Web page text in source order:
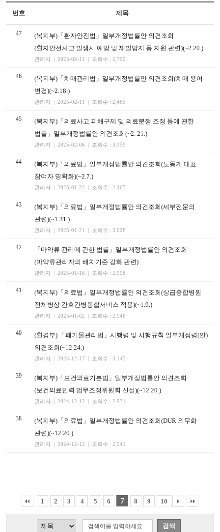
번호 제목
47
(복지부)「환자안전법」일부개정법률안 의견조회
(환자안전사고 발생시 예방 및 재발방지 등 지원 관련)(~2.20.)
관리자 | 2025-02-11 | 조회수 : 2,799
46
(복지부)「치매관리법」일부개정법률안 의견조회(치매 용어
변경)(~2.18.)
관리자 | 2025-02-11 | 조회수 : 2,465
45
(복지부)「의료사고 피해구제 및 의료분쟁 조정 등에 관한
법률」일부개정법률안 의견조회(~2. 21.)
관리자 | 2025-02-06 | 조회수 : 3,159
44
(복지부)「의료법」일부개정법률안 의견조회(노동계 대표
참여자 명확화)(~2.7.)
관리자 | 2025-01-22 | 조회수 : 2,465
43
(복지부)「의료법」일부개정법률안 의견조회(세부전문의
관련)(~1.31.)
관리자 | 2025-01-21 | 조회수 : 3,028
42
「마약류 관리에 관한 법률」일부개정법률안 의견조회
(마약류관리자의 배치기준 강화 관련)
관리자 | 2025-01-16 | 조회수 : 2,998
41
(복지부)「의료법」일부개정법률안 의견조회(상급종합병원
전체병상 간호간병통합서비스 적용)(~1.9.)
관리자 | 2025-01-02 | 조회수 : 2,948
40
(환경부) 「폐기물관리법」시행령 및 시행규칙 일부개정령(안)
의견조회(~12.24.)
관리자 | 2024-12-17 | 조회수 : 3,145
39
(복지부)「보건의료기본법」일부개정법률안 의견조회
(보건의료인력 업무조정위원회 신설)(~12.20.)
관리자 | 2024-12-12 | 조회수 : 2,931
38
(복지부)「의료법」일부개정법률안 의견조회(DUR 의무화
관련)(~12.20.)
관리자 | 2024-12-12 | 조회수 : 2,941
1 2 3 4 5 6 7 8 9 10